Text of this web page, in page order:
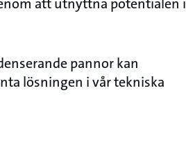
pannor kan
lösningen i vår tekniska